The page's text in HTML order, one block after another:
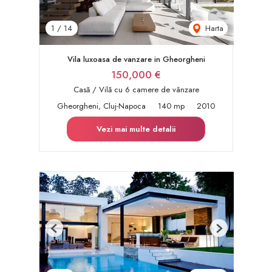
1 / 14 Harta
Vila luxoasa de vanzare in Gheorgheni
150,000 €
Casă / Vilă cu 6 camere de vânzare
Gheorgheni, Cluj-Napoca
140 mp
2010
Vezi mai multe detalii
Previous Next